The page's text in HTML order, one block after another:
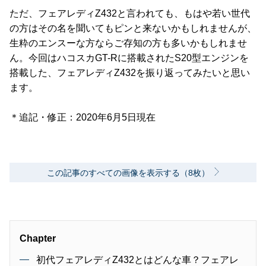
ただ、フェアレディZ432と言われても、もはや若い世代
の方はその名を聞いてもピンと来ないかもしれませんが、
生粋のエンスーな方ならご存知の方も多いかもしれませ
ん。今回はハコスカGT-Rに搭載されたS20型エンジンを
搭載した、フェアレディZ432を振り返ってみたいと思い
ます。
＊追記・修正：2020年6月5日現在
この記事のすべての画像を表示する（8枚）
Chapter
初代フェアレディZ432とはどんな車？フェアレ